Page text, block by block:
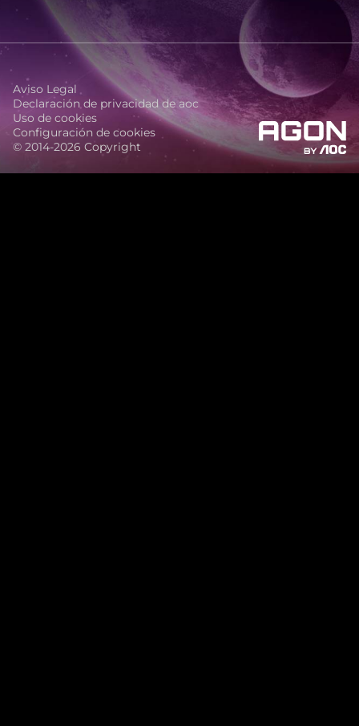
© 2014-2026 Copyright
Aviso Legal
Declaración de privacidad de aoc
Uso de cookies
Configuración de cookies
agon